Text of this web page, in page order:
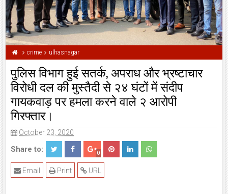
crime ulhasnagar
पुलिस विभाग हुई सतर्क, अपराध और भ्रष्टाचार
विरोधी दल की मुस्तैदी से २४ घंटों में संदीप
गायकवाड़ पर हमला करने वाले २ आरोपी
गिरफ्तार।
October 23, 2020
Share to: 0
URL
Print
Email